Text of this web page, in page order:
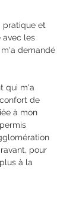
pratique et
avec les
demandé
qui m'a
de
à mon
pour
à la